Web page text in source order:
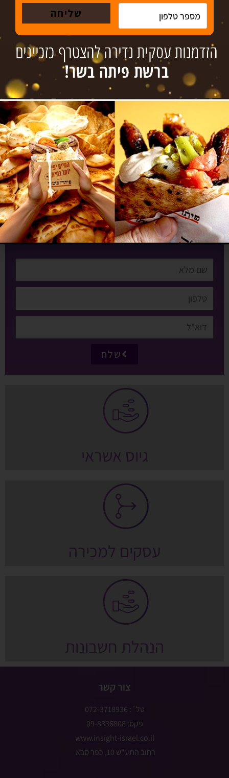
לפרטים נוספים צרו קשר עכשיו
מידע מקצועי
מיזוגים ורכישות-מידע מקצועי
הזדמנוית עסקיות
אשראי עסקי
השאירו פרטים או
התקשרו072-394-2462
ונתאם פגישת יעוץ לא מחייבת ללא עלות
שלח
גיוס אשראי
עסקים למכירה
הנהלת חשבונות
צור קשר
טל´: 072-3718936
פקס: 09-8336808
www.insight-israel.co.il
רחוב התע"ש 10, כפר סבא